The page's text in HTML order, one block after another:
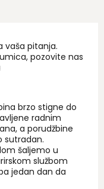
vaša pitanja.
pozovite nas
brzo stigne do
radnim
a porudžbine
sutradan.
šaljemo u
službom
jedan dan da